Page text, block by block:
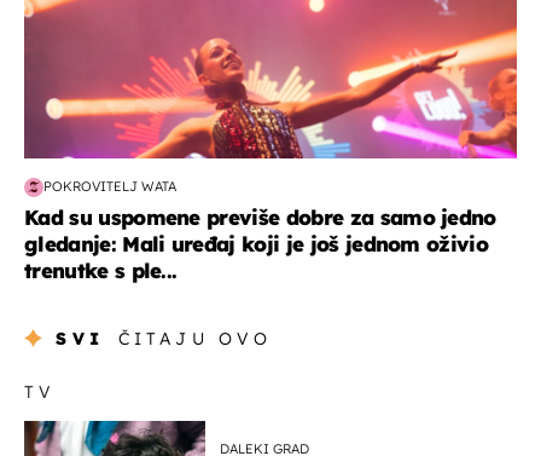
POKROVITELJ WATA
Kad su uspomene previše dobre za samo jedno
gledanje: Mali uređaj koji je još jednom oživio
trenutke s ple...
SVI ČITAJU OVO
TV
DALEKI GRAD